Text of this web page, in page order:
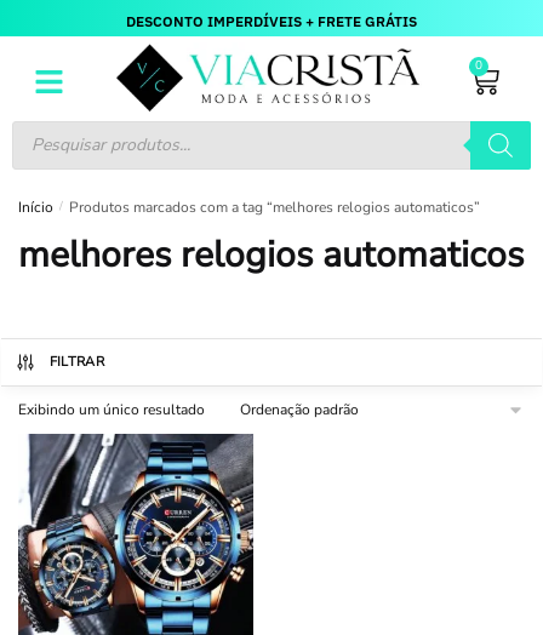
DESCONTO IMPERDÍVEIS + FRETE GRÁTIS
0
Início / Produtos marcados com a tag “melhores relogios automaticos”
melhores relogios automaticos
FILTRAR
Exibindo um único resultado